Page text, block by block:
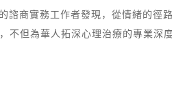
商實務工作者發現，從情緒的
不但為華人拓深心理治療的專業